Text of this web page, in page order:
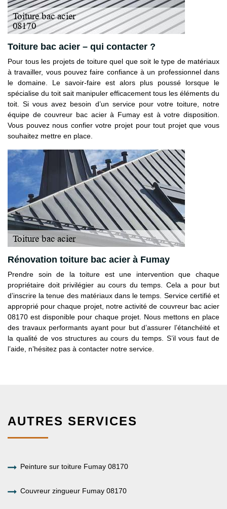
Toiture bac acier – qui contacter ?
Pour tous les projets de toiture quel que soit le type de matériaux
à travailler, vous pouvez faire confiance à un professionnel dans
le domaine. Le savoir-faire est alors plus poussé lorsque le
spécialise du toit sait manipuler efficacement tous les éléments du
toit. Si vous avez besoin d’un service pour votre toiture, notre
équipe de couvreur bac acier à Fumay est à votre disposition.
Vous pouvez nous confier votre projet pour tout projet que vous
souhaitez mettre en place.
Rénovation toiture bac acier à Fumay
Prendre soin de la toiture est une intervention que chaque
propriétaire doit privilégier au cours du temps. Cela a pour but
d’inscrire la tenue des matériaux dans le temps. Service certifié et
approprié pour chaque projet, notre activité de couvreur bac acier
08170 est disponible pour chaque projet. Nous mettons en place
des travaux performants ayant pour but d’assurer l’étanchéité et
la qualité de vos structures au cours du temps. S’il vous faut de
l’aide, n’hésitez pas à contacter notre service.
AUTRES SERVICES
Peinture sur toiture Fumay 08170
Couvreur zingueur Fumay 08170